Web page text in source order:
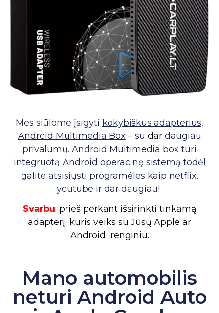
Mes siūlome įsigyti kokybiškus adapterius,
Android Multimedia Box – su dardaugiau
privalumų. Android Multimedia box turi
integruotą Android operacinę sistemą todėl
galite atsisiųsti programėles kaip netflix,
youtube ir dar daugiau!
Svarbu: prieš perkant išsirinkti tinkamą
adapterį, kuris veiks su Jūsų Apple ar
Android įrenginiu.
Mano automobilis
neturi Android Auto